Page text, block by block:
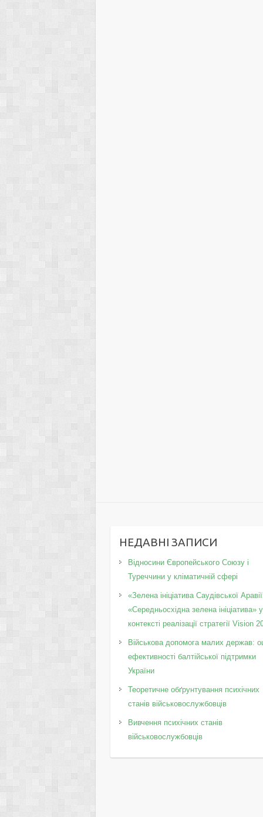
НЕДАВНІ ЗАПИСИ
Відносини Європейського Союзу і
Туреччини у кліматичній сфері
«Зелена ініціатива Саудівської
«Середньосхідна зелена ініціатива» у
контексті реалізації стратегії Vision
Військова допомога малих держав:
ефективності балтійської підтримки
України
Теоретичне обґрунтування психічних
станів військовослужбовців
Вивчення психічних станів
військовослужбовців